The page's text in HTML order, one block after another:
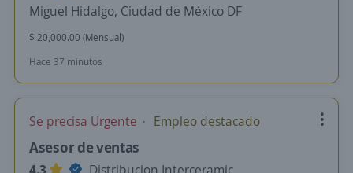
Miguel Hidalgo, Ciudad de México DF
$ 20,000.00 (Mensual)
Hace 37 minutos
Se precisa Urgente Empleo destacado
Asesor de ventas